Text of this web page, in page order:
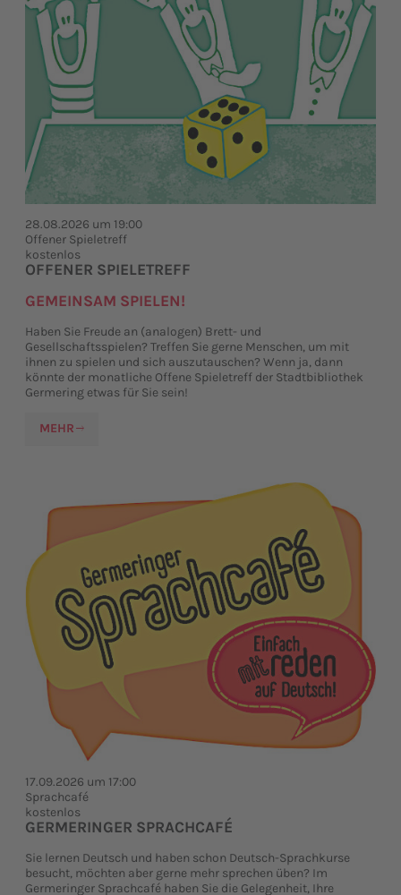
28.08.2026 um 19:00
Offener Spieletreff
kostenlos
OFFENER SPIELETREFF
GEMEINSAM SPIELEN!
Haben Sie Freude an (analogen) Brett- und
Gesellschaftsspielen? Treffen Sie gerne Menschen, um mit
ihnen zu spielen und sich auszutauschen? Wenn ja, dann
könnte der monatliche Offene Spieletreff der Stadtbibliothek
Germering etwas für Sie sein!
MEHR
17.09.2026 um 17:00
Sprachcafé
kostenlos
GERMERINGER SPRACHCAFÉ
Sie lernen Deutsch und haben schon Deutsch-Sprachkurse
besucht, möchten aber gerne mehr sprechen üben? Im
Germeringer Sprachcafé haben Sie die Gelegenheit, Ihre